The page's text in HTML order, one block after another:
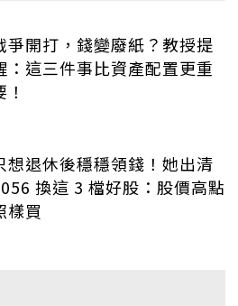
爭開打，錢變廢紙？教授提
：這三件事比資產配置更重
！
想退休後穩穩領錢！她出清
換這 3 檔好股：股價高點
樣買